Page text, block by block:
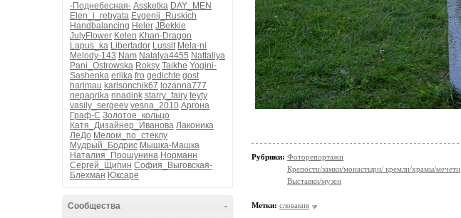
-Поднебесная- Assketka DAY_MEN
Elen_i_rebyata Evgenij_Ruskich
Handbalancing Heler JBekkie
JulyFlower Kelen Khan-Dragon
Lapus_ka Libertador Lussit Mela-ni
Melody-143 Nam Natalya4455 Nattaliya
Pani_Ostrowska Roksy Taikhe Yogini-
Sashenka erlika fro gedichte gost
harimau karlsonchik67 lozanna777
nepaprika nnadink starry_fairy teyty
vasily_sergeev vesna_2010 Аргона
Граф-С Золотое_кольцо
Катя_Дизайнер_Иванова Лаконика
ЛеДо Мелом_по_стеклу
Мудрый_Бодрис Мышка-Машка
Наталия_Прошунина Норманн
Сергей_Щипин София_Выговская-
Блехман Юксаре
-
Сообщества
Рубрики: Фоторепортажи
Крепости/замки/монастыри/ кремли/храмы/мечети
Выставки/музеи
Метки: словакия